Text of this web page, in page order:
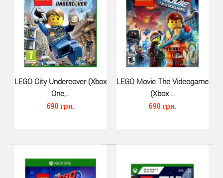
LEGO Marvel Super Heroes 2 (Xbo..
LEGO City Undercover (Xbox
One,..
690 грн.
LEGO Movie The Videogame
(Xbox ..
690 грн.